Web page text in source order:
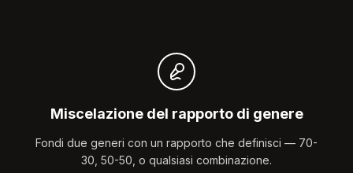
Miscelazione del rapporto di genere
Fondi due generi con un rapporto che definisci — 70-
30, 50-50, o qualsiasi combinazione.